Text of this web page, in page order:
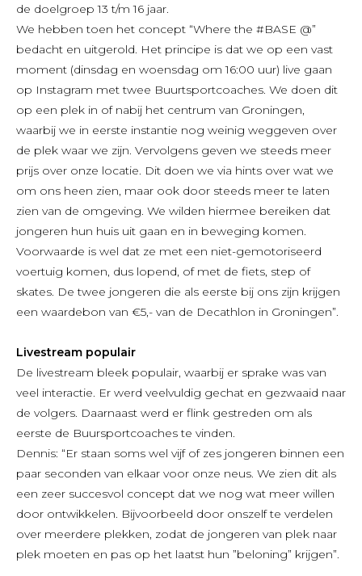
de doelgroep 13 t/m 16 jaar.
We hebben toen het concept “Where the #BASE @”
bedacht en uitgerold. Het principe is dat we op een vast
moment (dinsdag en woensdag om 16:00 uur) live gaan
op Instagram met twee Buurtsportcoaches. We doen dit
op een plek in of nabij het centrum van Groningen,
waarbij we in eerste instantie nog weinig weggeven over
de plek waar we zijn. Vervolgens geven we steeds meer
prijs over onze locatie. Dit doen we via hints over wat we
om ons heen zien, maar ook door steeds meer te laten
zien van de omgeving. We wilden hiermee bereiken dat
jongeren hun huis uit gaan en in beweging komen.
Voorwaarde is wel dat ze met een niet-gemotoriseerd
voertuig komen, dus lopend, of met de fiets, step of
skates. De twee jongeren die als eerste bij ons zijn krijgen
een waardebon van €5,- van de Decathlon in Groningen”.
Livestream populair
De livestream bleek populair, waarbij er sprake was van
veel interactie. Er werd veelvuldig gechat en gezwaaid naar
de volgers. Daarnaast werd er flink gestreden om als
eerste de Buursportcoaches te vinden.
Dennis: “Er staan soms wel vijf of zes jongeren binnen een
paar seconden van elkaar voor onze neus. We zien dit als
een zeer succesvol concept dat we nog wat meer willen
door ontwikkelen. Bijvoorbeeld door onszelf te verdelen
over meerdere plekken, zodat de jongeren van plek naar
plek moeten en pas op het laatst hun ”beloning” krijgen”.